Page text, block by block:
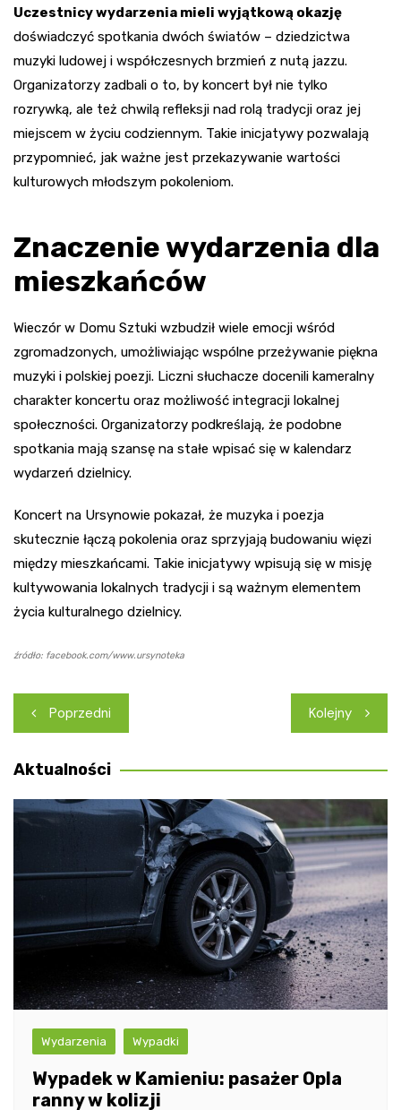
Uczestnicy wydarzenia mieli wyjątkową okazję
doświadczyć spotkania dwóch światów – dziedzictwa
muzyki ludowej i współczesnych brzmień z nutą jazzu.
Organizatorzy zadbali o to, by koncert był nie tylko
rozrywką, ale też chwilą refleksji nad rolą tradycji oraz jej
miejscem w życiu codziennym. Takie inicjatywy pozwalają
przypomnieć, jak ważne jest przekazywanie wartości
kulturowych młodszym pokoleniom.
Znaczenie wydarzenia dla
mieszkańców
Wieczór w Domu Sztuki wzbudził wiele emocji wśród
zgromadzonych, umożliwiając wspólne przeżywanie piękna
muzyki i polskiej poezji. Liczni słuchacze docenili kameralny
charakter koncertu oraz możliwość integracji lokalnej
społeczności. Organizatorzy podkreślają, że podobne
spotkania mają szansę na stałe wpisać się w kalendarz
wydarzeń dzielnicy.
Koncert na Ursynowie pokazał, że muzyka i poezja
skutecznie łączą pokolenia oraz sprzyjają budowaniu więzi
między mieszkańcami. Takie inicjatywy wpisują się w misję
kultywowania lokalnych tradycji i są ważnym elementem
życia kulturalnego dzielnicy.
źródło: facebook.com/www.ursynoteka
Nawigacja
wpisu
Poprzedni Kolejny
Aktualności
Wydarzenia Wypadki
Wypadek w Kamieniu: pasażer Opla
ranny w kolizji